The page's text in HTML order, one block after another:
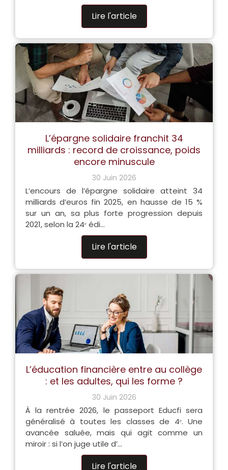
Lire l'article
L’épargne solidaire franchit 34
milliards : record de croissance, poids
encore minuscule
30 Juin 2026
L’encours de l’épargne solidaire atteint 34
milliards d’euros fin 2025, en hausse de 15 %
sur un an, sa plus forte progression depuis
2021, selon la 24ᵉ édi...
Lire l'article
L’éducation financière entre au collège
: et les adultes, qui les forme ?
30 Juin 2026
À la rentrée 2026, le passeport Educfi sera
généralisé à toutes les classes de 4ᵉ. Une
avancée saluée, mais qui agit comme un
miroir : si l’on juge utile d’...
Lire l'article